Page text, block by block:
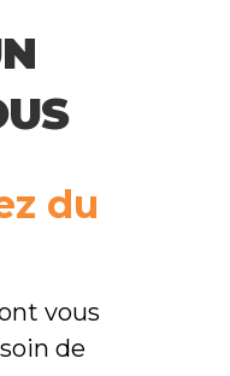
du
vous
de